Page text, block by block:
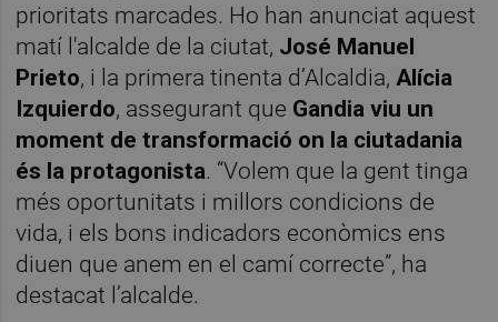
prioritats marcades. Ho han anunciat aquest
matí l'alcalde de la ciutat, José Manuel
Prieto, i la primera tinenta d’Alcaldia,Alícia
Izquierdo, assegurant que Gandia viu un
moment de transformació on la ciutadania
és la protagonista. “Volem que la gent tinga
més oportunitats i millors condicions de
vida, i els bons indicadors econòmics ens
diuen que anem en el camí correcte”, ha
destacat l’alcalde.